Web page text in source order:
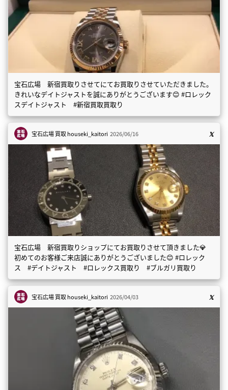
宝石広場 新宿買取りさせてにてお買取りさせていただきました。
きれいなデイトジャストを誠にありがとうございます😊 #ロレック
スデイトジャスト #新宿買取買取り
宝石広場 買取houseki_kaitori 2026/06/16
宝石広場 新宿買取りショップにてお買取りさせて頂きました💎
初めてのお客様ご来店誠にありがとうございました😊 #ロレック
ス #デイトジャスト #ロレックス買取り #ブルガリ買取り
宝石広場 買取houseki_kaitori 2026/04/03